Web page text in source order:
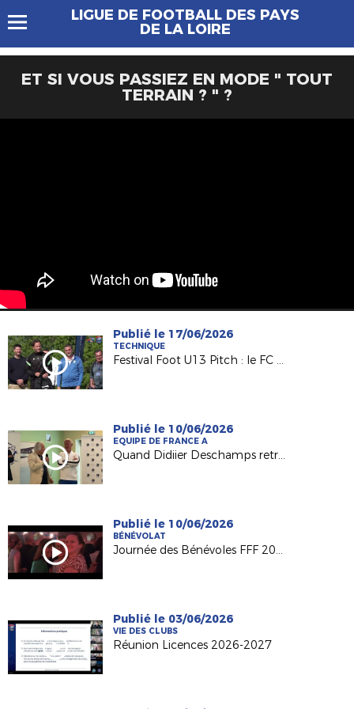
LIGUE DE FOOTBALL DES PAYS
DE LA LOIRE
ET SI VOUS PASSIEZ EN MODE " TOUT
TERRAIN ? " ?
Publié le 17/06/2026
TECHNIQUE
Festival Foot U13 Pitch : le FC Chalonnes Chaudefonds club support à l'organisation
Publié le 10/06/2026
EQUIPE DE FRANCE A
Quand Didiier Deschamps retrouve ses racines nantaises...
Publié le 10/06/2026
BÉNÉVOLAT
Journée des Bénévoles FFF 2026
Publié le 03/06/2026
VIE DES CLUBS
Réunion Licences 2026-2027